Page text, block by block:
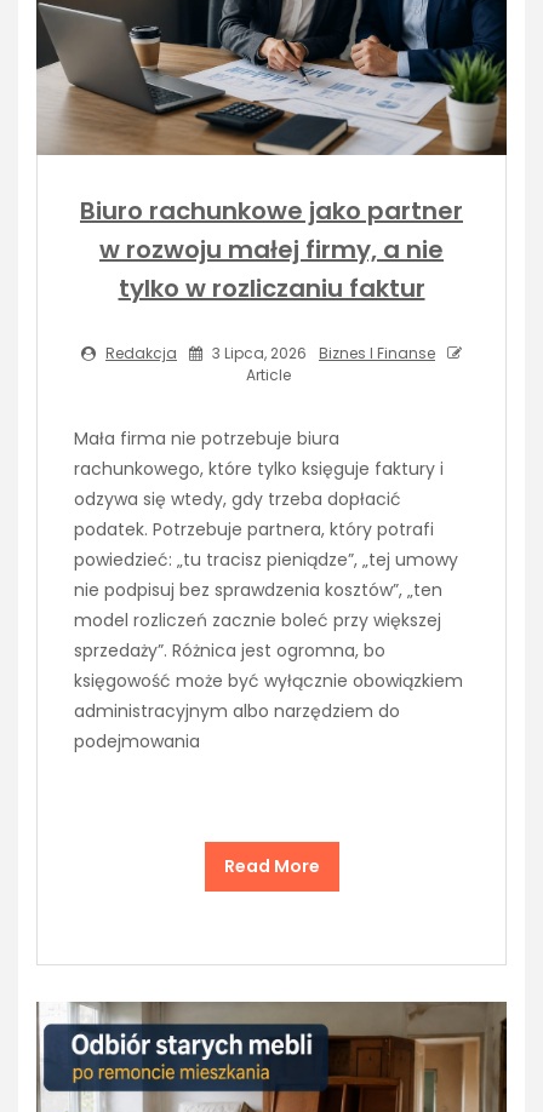
Biuro rachunkowe jako partner
w rozwoju małej firmy, a nie
tylko w rozliczaniu faktur
Redakcja 3 Lipca, 2026
Biznes I Finanse
Article
Mała firma nie potrzebuje biura
rachunkowego, które tylko księguje faktury i
odzywa się wtedy, gdy trzeba dopłacić
podatek. Potrzebuje partnera, który potrafi
powiedzieć: „tu tracisz pieniądze”, „tej umowy
nie podpisuj bez sprawdzenia kosztów”, „ten
model rozliczeń zacznie boleć przy większej
sprzedaży”. Różnica jest ogromna, bo
księgowość może być wyłącznie obowiązkiem
administracyjnym albo narzędziem do
podejmowania
Read More